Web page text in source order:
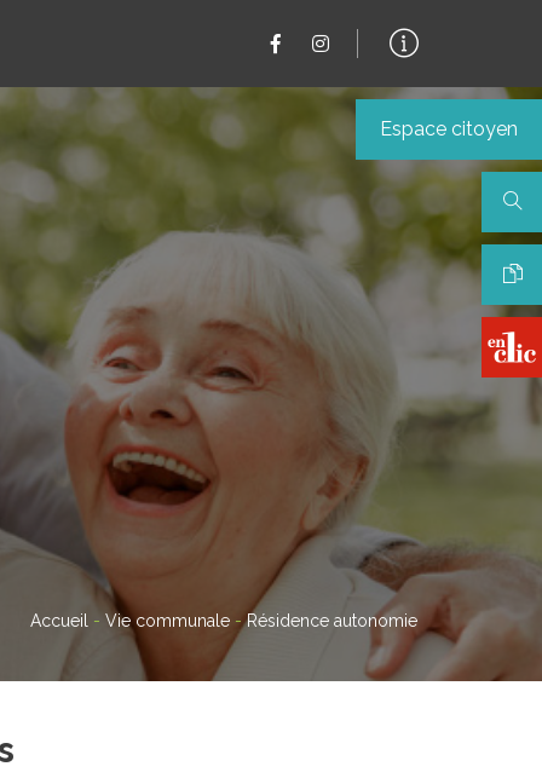
Accueil - Vie communale - Résidence autonomie
Espace citoyen